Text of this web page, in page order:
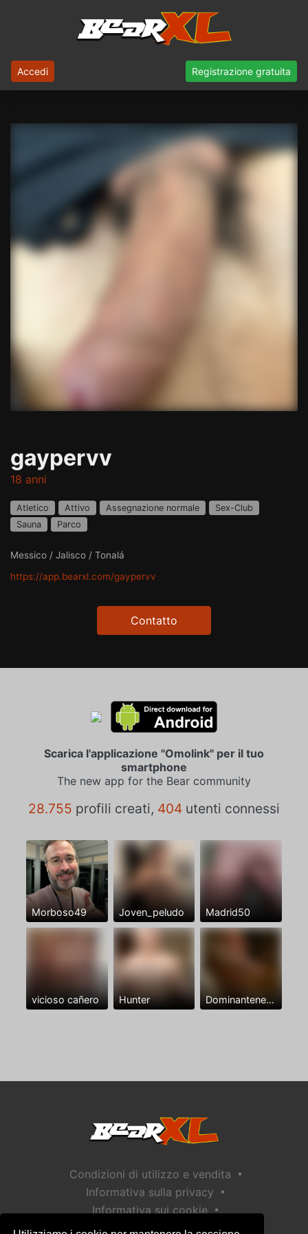
Accedi Registrazione gratuita
gaypervv
18 anni
Atletico Attivo Assegnazione normale
Sex-Club
Sauna
Parco
Messico / Jalisco / Tonalá
https://app.bearxl.com/gaypervv
Contatto
Scarica l'applicazione "Omolink" per il tuo
smartphone
The new app for the Bear community
28.755 profili creati, 404 utenti connessi
Morboso49 Joven_peludo Madrid50
vicioso cañero Hunter Dominantenegro ya
Condizioni di utilizzo e vendita •
Informativa sulla privacy •
Informativa sui cookie •
Politica sulla sicurezza dei bambini